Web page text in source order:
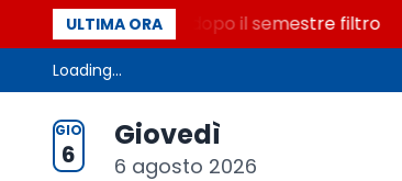
ULTIMA ORA
posti vacanti dopo il semestre filtro
Loading...
GIO
6
Giovedì
6 agosto 2026